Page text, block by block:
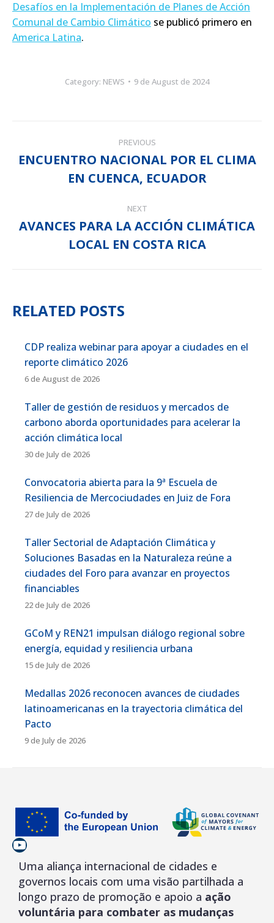
Desafíos en la Implementación de Planes de Acción
Comunal de Cambio Climático se publicó primero en
America Latina.
Category: NEWS 9 de August de 2024
NAVIGATION
PREVIOUS
Previous
post:
ENCUENTRO NACIONAL POR EL CLIMA
EN CUENCA, ECUADOR
NEXT
Next
post:
AVANCES PARA LA ACCIÓN CLIMÁTICA
LOCAL EN COSTA RICA
RELATED POSTS
CDP realiza webinar para apoyar a ciudades en el
reporte climático 2026
6 de August de 2026
Taller de gestión de residuos y mercados de
carbono aborda oportunidades para acelerar la
acción climática local
30 de July de 2026
Convocatoria abierta para la 9ª Escuela de
Resiliencia de Mercociudades en Juiz de Fora
27 de July de 2026
Taller Sectorial de Adaptación Climática y
Soluciones Basadas en la Naturaleza reúne a
ciudades del Foro para avanzar en proyectos
financiables
22 de July de 2026
GCoM y REN21 impulsan diálogo regional sobre
energía, equidad y resiliencia urbana
15 de July de 2026
Medallas 2026 reconocen avances de ciudades
latinoamericanas en la trayectoria climática del
Pacto
9 de July de 2026
YouTube
Uma aliança internacional de cidades e
governos locais com uma visão partilhada a
longo prazo de promoção e apoio a ação
voluntária para combater as mudanças